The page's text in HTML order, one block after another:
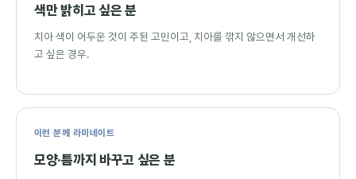
색만 밝히고 싶은 분
치아 색이 어두운 것이 주된 고민이고, 치아를 깎지 않으면서 개선하
고 싶은 경우.
이런 분께 라미네이트
모양·틈까지 바꾸고 싶은 분